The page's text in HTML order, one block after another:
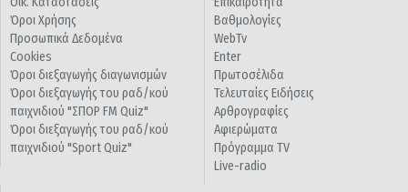
Όροι Χρήσης
Προσωπικά Δεδομένα
Cookies
Όροι διεξαγωγής διαγωνισμών
Όροι διεξαγωγής του ραδ/κού
παιχνιδιού "ΣΠΟΡ FM Quiz"
Όροι διεξαγωγής του ραδ/κού
παιχνιδιού "Sport Quiz"
Βαθμολογίες
WebTv
Enter
Πρωτοσέλιδα
Τελευταίες Ειδήσεις
Αρθρογραφίες
Αφιερώματα
Πρόγραμμα TV
Live-radio